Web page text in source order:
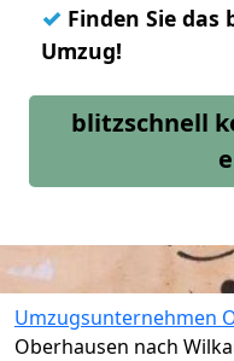
✓ Finden Sie
Umzug!
blitzschnell
Umzugsunternehmen
Oberhausen nach